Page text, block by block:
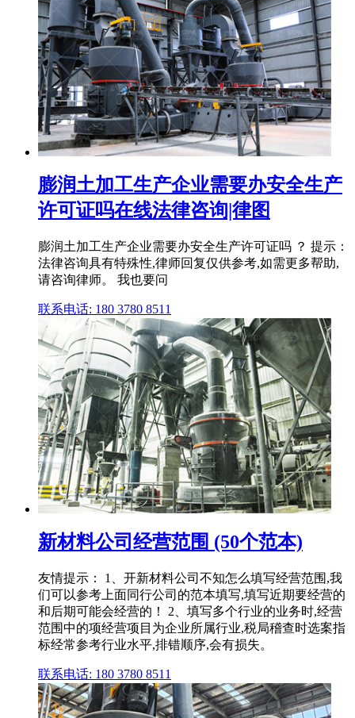
膨润土加工生产企业需要办安全生产
许可证吗在线法律咨询|律图
膨润土加工生产企业需要办安全生产许可证吗 ？ 提示：
法律咨询具有特殊性,律师回复仅供参考,如需更多帮助,
请咨询律师。 我也要问
联系电话: 180 3780 8511
新材料公司经营范围 (50个范本)
友情提示： 1、开新材料公司不知怎么填写经营范围,我
们可以参考上面同行公司的范本填写,填写近期要经营的
和后期可能会经营的！ 2、填写多个行业的业务时,经营
范围中的项经营项目为企业所属行业,税局稽查时选案指
标经常参考行业水平,排错顺序,会有损失。
联系电话: 180 3780 8511